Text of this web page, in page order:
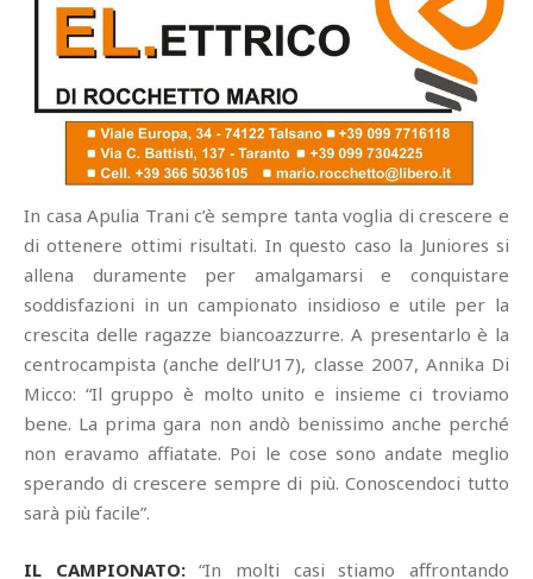
In casa Apulia Trani c’è sempre tanta voglia di crescere e
di ottenere ottimi risultati. In questo caso la Juniores si
allena duramente per amalgamarsi e conquistare
soddisfazioni in un campionato insidioso e utile per la
crescita delle ragazze biancoazzurre. A presentarlo è la
centrocampista (anche dell’U17), classe 2007, Annika Di
Micco: “Il gruppo è molto unito e insieme ci troviamo
bene. La prima gara non andò benissimo anche perché
non eravamo affiatate. Poi le cose sono andate meglio
sperando di crescere sempre di più. Conoscendoci tutto
sarà più facile”.
IL CAMPIONATO:“In molti casi stiamo affrontando